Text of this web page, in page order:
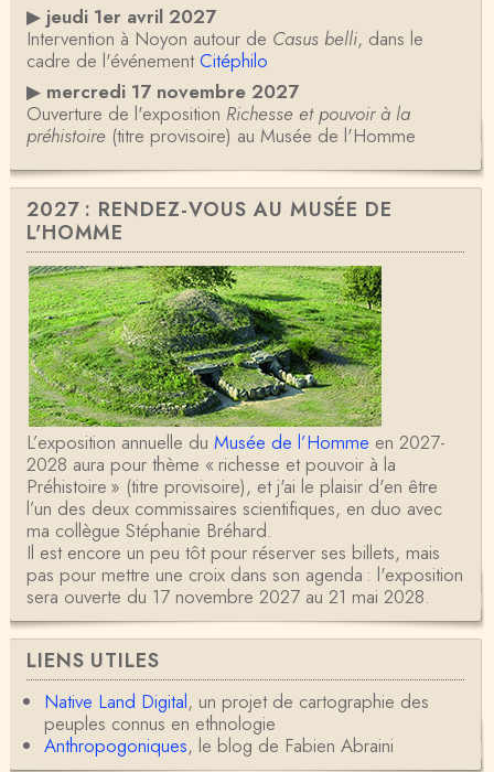
▶ jeudi 1er avril 2027
Intervention à Noyon autour de Casus belli, dans le
cadre de l'événementCitéphilo
▶ mercredi 17 novembre 2027
Ouverture de l'exposition Richesse et pouvoir à la
préhistoire(titre provisoire) au Musée de l'Homme
2027 : RENDEZ-VOUS AU MUSÉE DE
L'HOMME
L’exposition annuelle du Musée de l’Homme en 2027-
2028 aura pour thème « richesse et pouvoir à la
Préhistoire » (titre provisoire), et j'ai le plaisir d'en être
l’un des deux commissaires scientifiques, en duo avec
ma collègue Stéphanie Bréhard.
Il est encore un peu tôt pour réserver ses billets, mais
pas pour mettre une croix dans son agenda : l'exposition
sera ouverte du 17 novembre 2027 au 21 mai 2028.
LIENS UTILES
Native Land Digital, un projet de cartographie des
peuples connus en ethnologie
Anthropogoniques, le blog de Fabien Abraini